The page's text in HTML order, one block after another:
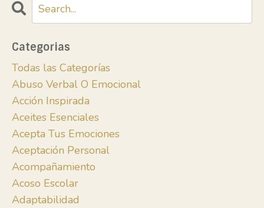
Categorias
Todas las Categorías
Abuso Verbal O Emocional
Acción Inspirada
Aceites Esenciales
Acepta Tus Emociones
Aceptación Personal
Acompañamiento
Acoso Escolar
Adaptabilidad